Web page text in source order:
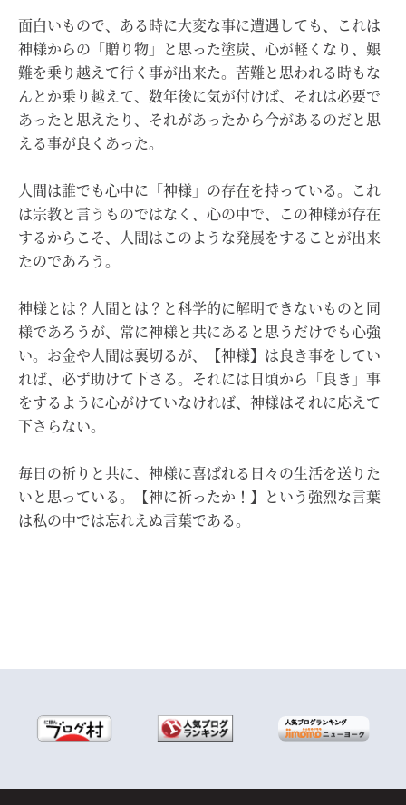
面白いもので、ある時に大変な事に遭遇しても、これは
神様からの「贈り物」と思った塗炭、心が軽くなり、艱
難を乗り越えて行く事が出来た。苦難と思われる時もな
んとか乗り越えて、数年後に気が付けば、それは必要で
あったと思えたり、それがあったから今があるのだと思
える事が良くあった。
人間は誰でも心中に「神様」の存在を持っている。これ
は宗教と言うものではなく、心の中で、この神様が存在
するからこそ、人間はこのような発展をすることが出来
たのであろう。
神様とは？人間とは？と科学的に解明できないものと同
様であろうが、常に神様と共にあると思うだけでも心強
い。お金や人間は裏切るが、【神様】は良き事をしてい
れば、必ず助けて下さる。それには日頃から「良き」事
をするように心がけていなければ、神様はそれに応えて
下さらない。
毎日の祈りと共に、神様に喜ばれる日々の生活を送りた
いと思っている。【神に祈ったか！】という強烈な言葉
は私の中では忘れえぬ言葉である。